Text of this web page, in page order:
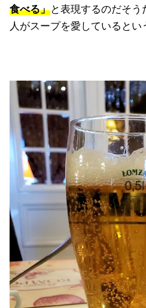
食べる」と表現するのだそ
人がスープを愛しているとい